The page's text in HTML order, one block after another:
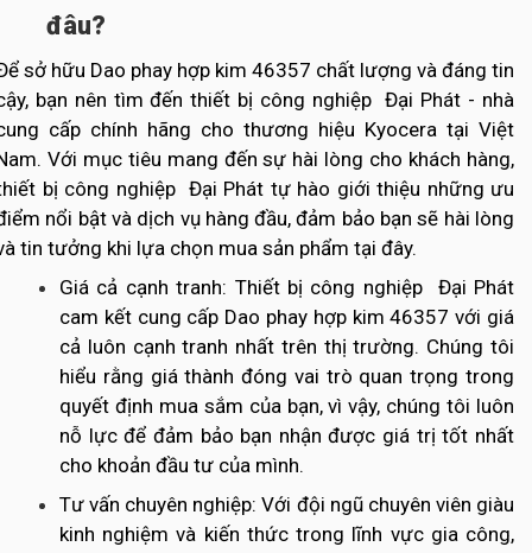
đâu?
sở hữu Dao phay hợp kim 46357 chất lượng và đáng tin
bạn nên tìm đến thiết bị công nghiệp Đại Phát - nhà
cấp chính hãng cho thương hiệu Kyocera tại Việt
Với mục tiêu mang đến sự hài lòng cho khách hàng,
bị công nghiệp Đại Phát tự hào giới thiệu những ưu
nổi bật và dịch vụ hàng đầu, đảm bảo bạn sẽ hài lòng
tin tưởng khi lựa chọn mua sản phẩm tại đây.
Giá cả cạnh tranh: Thiết bị công nghiệp Đại Phát
cam kết cung cấp Dao phay hợp kim 46357 với giá
cả luôn cạnh tranh nhất trên thị trường. Chúng tôi
hiểu rằng giá thành đóng vai trò quan trọng trong
quyết định mua sắm của bạn, vì vậy, chúng tôi luôn
nỗ lực để đảm bảo bạn nhận được giá trị tốt nhất
cho khoản đầu tư của mình.
Tư vấn chuyên nghiệp: Với đội ngũ chuyên viên giàu
kinh nghiệm và kiến thức trong lĩnh vực gia công,